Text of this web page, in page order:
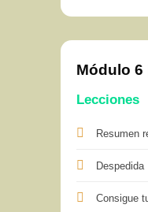
Módulo
Lecciones
Resumen
Despedida
Consigue